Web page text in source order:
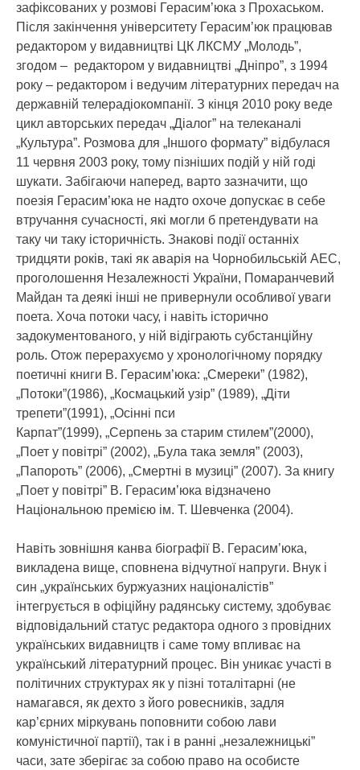
зафіксованих у розмові Герасим’юка з Прохаськом.
Після закінчення університету Герасим’юк працював
редактором у видавництві ЦК ЛКСМУ „Молодь”,
згодом – редактором у видавництві „Дніпро”, з 1994
року – редактором і ведучим літературних передач на
державній телерадіокомпанії. З кінця 2010 року веде
цикл авторських передач „Діалог” на телеканалі
„Культура”. Розмова для „Іншого формату” відбулася
11 червня 2003 року, тому пізніших подій у ній годі
шукати. Забігаючи наперед, варто зазначити, що
поезія Герасим’юка не надто охоче допускає в себе
втручання сучасності, які могли б претендувати на
таку чи таку історичність. Знакові події останніх
тридцяти років, такі як аварія на Чорнобильській АЕС,
проголошення Незалежності України, Помаранчевий
Майдан та деякі інші не привернули особливої уваги
поета. Хоча потоки часу, і навіть історично
задокументованого, у ній відіграють субстанційну
роль. Отож перерахуємо у хронологічному порядку
поетичні книги В. Герасим’юка: „Смереки” (1982),
„Потоки”(1986), „Космацький узір” (1989), „Діти
трепети”(1991), „Осінні пси
Карпат”(1999), „Серпень за старим стилем”(2000),
„Поет у повітрі” (2002), „Була така земля” (2003),
„Папороть” (2006), „Смертні в музиці” (2007). За книгу
„Поет у повітрі” В. Герасим’юка відзначено
Національною премією ім. Т. Шевченка (2004).
Навіть зовнішня канва біографії В. Герасим’юка,
викладена вище, сповнена відчутної напруги. Внук і
син „українських буржуазних націоналістів”
інтегрується в офіційну радянську систему, здобуває
відповідальний статус редактора одного з провідних
українських видавництв і саме тому впливає на
український літературний процес. Він уникає участі в
політичних структурах як у пізні тоталітарні (не
намагався, як дехто з його ровесників, задля
кар’єрних міркувань поповнити собою лави
комуністичної партії), так і в ранні „незалежницькі”
часи, зате зберігає за собою право на особисте